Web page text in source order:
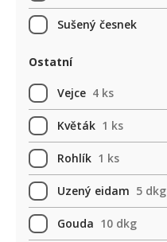
Sušený česnek
Ostatní
Vejce 4 ks
Květák 1 ks
Rohlík 1 ks
Uzený eidam 5 dkg
Gouda 10 dkg